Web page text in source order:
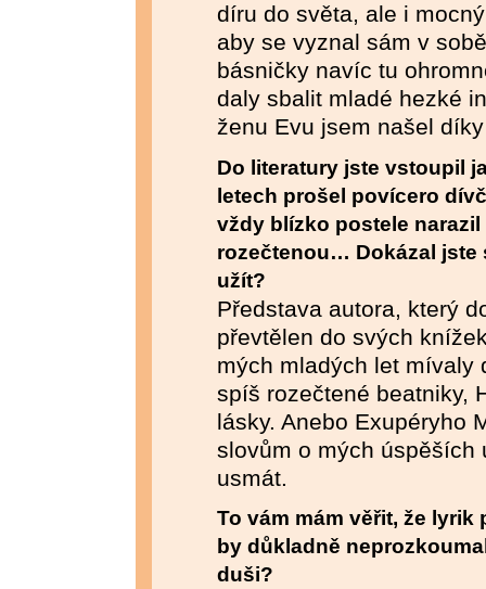
díru do světa, ale i
aby se vyznal sám v
básničky navíc tu
daly sbalit mladé hezké
ženu Evu jsem našel
Do literatury jste vstoupil
letech prošel povícero
vždy blízko postele
rozečtenou… Dokázal jste
užít?
Představa autora, který
převtělen do svých
mých mladých let mívaly
spíš rozečtené beatniky,
lásky. Anebo Exupéryho
slovům o mých úspěších
usmát.
To vám mám věřit, že
by důkladně
duši?